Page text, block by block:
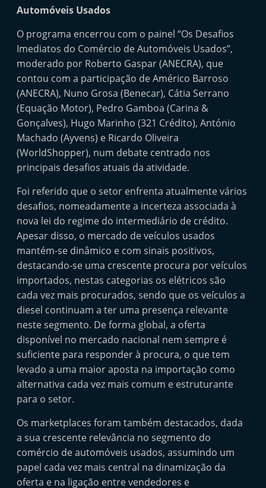
Automóveis Usados
O programa encerrou com o painel “Os Desafios
Imediatos do Comércio de Automóveis Usados”,
moderado por Roberto Gaspar (ANECRA), que
contou com a participação de Américo Barroso
(ANECRA), Nuno Grosa (Benecar), Cátia Serrano
(Equação Motor), Pedro Gamboa (Carina &
Gonçalves), Hugo Marinho (321 Crédito), António
Machado (Ayvens) e Ricardo Oliveira
(WorldShopper), num debate centrado nos
principais desafios atuais da atividade.
Foi referido que o setor enfrenta atualmente vários
desafios, nomeadamente a incerteza associada à
nova lei do regime do intermediário de crédito.
Apesar disso, o mercado de veículos usados
mantém-se dinâmico e com sinais positivos,
destacando-se uma crescente procura por veículos
importados, nestas categorias os elétricos são
cada vez mais procurados, sendo que os veículos a
diesel continuam a ter uma presença relevante
neste segmento. De forma global, a oferta
disponível no mercado nacional nem sempre é
suficiente para responder à procura, o que tem
levado a uma maior aposta na importação como
alternativa cada vez mais comum e estruturante
para o setor.
Os marketplaces foram também destacados, dada
a sua crescente relevância no segmento do
comércio de automóveis usados, assumindo um
papel cada vez mais central na dinamização da
oferta e na ligação entre vendedores e